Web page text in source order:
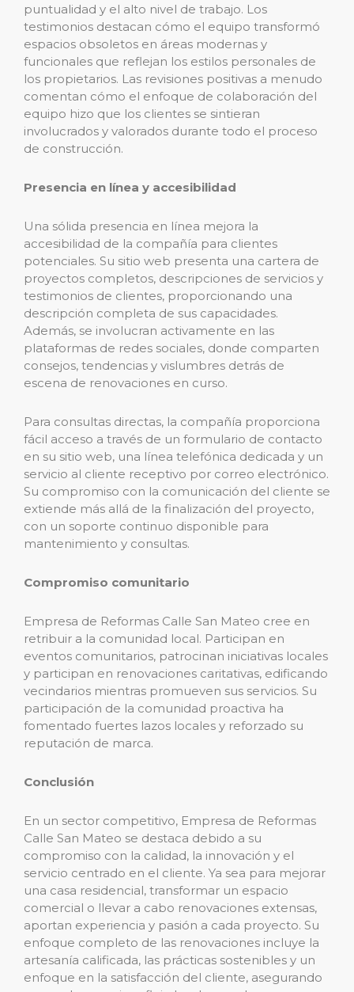
puntualidad y el alto nivel de trabajo. Los
testimonios destacan cómo el equipo transformó
espacios obsoletos en áreas modernas y
funcionales que reflejan los estilos personales de
los propietarios. Las revisiones positivas a menudo
comentan cómo el enfoque de colaboración del
equipo hizo que los clientes se sintieran
involucrados y valorados durante todo el proceso
de construcción.
Presencia en línea y accesibilidad
Una sólida presencia en línea mejora la
accesibilidad de la compañía para clientes
potenciales. Su sitio web presenta una cartera de
proyectos completos, descripciones de servicios y
testimonios de clientes, proporcionando una
descripción completa de sus capacidades.
Además, se involucran activamente en las
plataformas de redes sociales, donde comparten
consejos, tendencias y vislumbres detrás de
escena de renovaciones en curso.
Para consultas directas, la compañía proporciona
fácil acceso a través de un formulario de contacto
en su sitio web, una línea telefónica dedicada y un
servicio al cliente receptivo por correo electrónico.
Su compromiso con la comunicación del cliente se
extiende más allá de la finalización del proyecto,
con un soporte continuo disponible para
mantenimiento y consultas.
Compromiso comunitario
Empresa de Reformas Calle San Mateo cree en
retribuir a la comunidad local. Participan en
eventos comunitarios, patrocinan iniciativas locales
y participan en renovaciones caritativas, edificando
vecindarios mientras promueven sus servicios. Su
participación de la comunidad proactiva ha
fomentado fuertes lazos locales y reforzado su
reputación de marca.
Conclusión
En un sector competitivo, Empresa de Reformas
Calle San Mateo se destaca debido a su
compromiso con la calidad, la innovación y el
servicio centrado en el cliente. Ya sea para mejorar
una casa residencial, transformar un espacio
comercial o llevar a cabo renovaciones extensas,
aportan experiencia y pasión a cada proyecto. Su
enfoque completo de las renovaciones incluye la
artesanía calificada, las prácticas sostenibles y un
enfoque en la satisfacción del cliente, asegurando